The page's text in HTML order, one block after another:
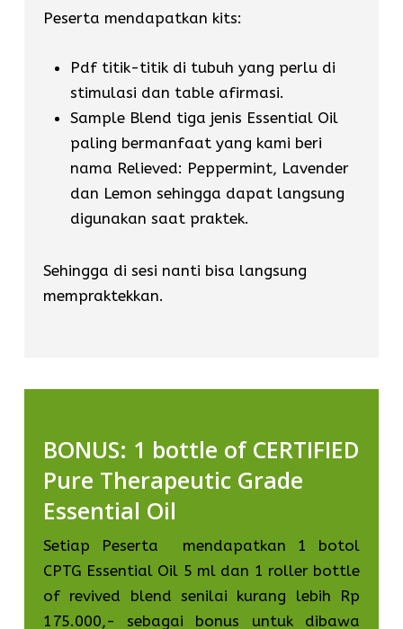
Peserta mendapatkan kits:
Pdf titik-titik di tubuh yang perlu di
stimulasi dan table afirmasi.
Sample Blend tiga jenis Essential Oil
paling bermanfaat yang kami beri
nama Relieved: Peppermint, Lavender
dan Lemon sehingga dapat langsung
digunakan saat praktek.
Sehingga di sesi nanti bisa langsung
mempraktekkan.
BONUS: 1 bottle of CERTIFIED
Pure Therapeutic Grade
Essential Oil
Setiap Peserta mendapatkan 1 botol
CPTG Essential Oil 5 ml dan 1 roller bottle
of revived blend senilai kurang lebih Rp
175.000,- sebagai bonus untuk dibawa